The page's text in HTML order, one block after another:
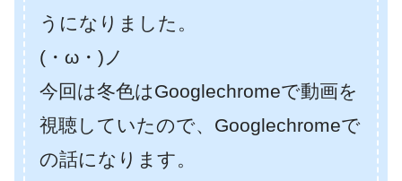
うになりました。
(・ω・)ノ
今回は冬色はGooglechromeで動画を
視聴していたので、Googlechromeで
の話になります。